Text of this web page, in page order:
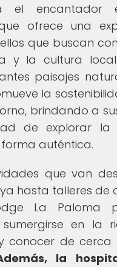
el encantador
ofrece una
que buscan
y la cultura
paisajes
la
brindando a
de explorar
auténtica.
que van
hasta talleres de
La Paloma
sumergirse en la
conocer de cerca
la